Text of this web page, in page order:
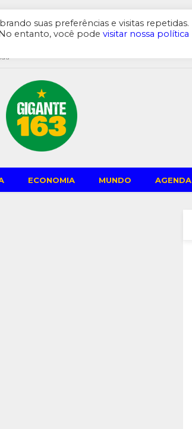
ECONOMIA MUNDO AGENDA
suas preferências e visitas repetidas.
entanto, você pode visitar nossa política